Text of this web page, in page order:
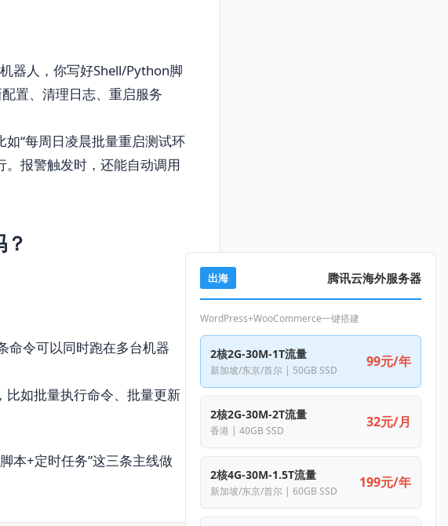
器人，你写好Shell/Python脚
置、清理日志、重启服务
如“每周日凌晨批量重启测试环
。报警触发时，还能自动调用
令可以同时跑在多台机器
比如批量执行命令、批量更新
本+定时任务”这三条主线做
出海 腾讯云海外服务器
WordPress+WooCommerce一键搭建
2核2G-30M-1T流量
新加坡/东京/首尔 | 50GB SSD
99元/年
2核2G-30M-2T流量
香港 | 40GB SSD
32元/月
2核4G-30M-1.5T流量
新加坡/东京/首尔 | 60GB SSD
199元/年